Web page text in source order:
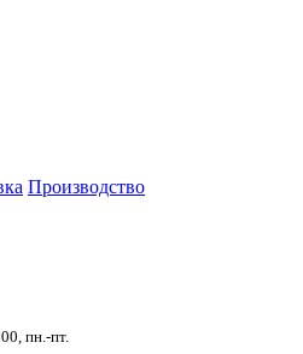
Производство
пн.-пт.